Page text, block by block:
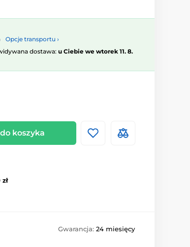
Opcje transportu ›
dostawa: u Ciebie we wtorek 11. 8.
koszyka
Gwarancja: 24 miesięcy